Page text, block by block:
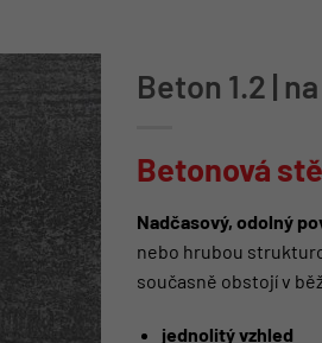
Beton 1.2 |
Betonová
Nadčasový, odolný
nebo hrubou
současně obstojí v
jednolitý vzhled